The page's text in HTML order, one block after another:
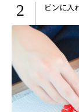
2 ビンに入